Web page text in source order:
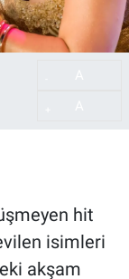
hit
isimleri
akşam